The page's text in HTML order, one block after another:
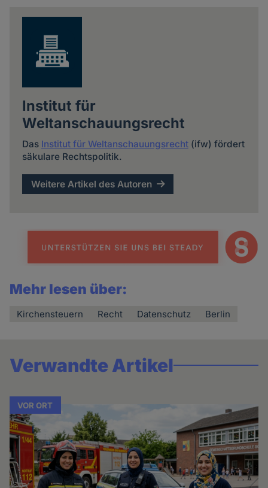
Institut für
Weltanschauungsrecht
Das Institut für Weltanschauungsrecht(ifw) fördert
säkulare Rechtspolitik.
Weitere Artikel des Autoren
Mehr lesen über:
Kirchensteuern Recht Datenschutz Berlin
Verwandte Artikel
VOR ORT